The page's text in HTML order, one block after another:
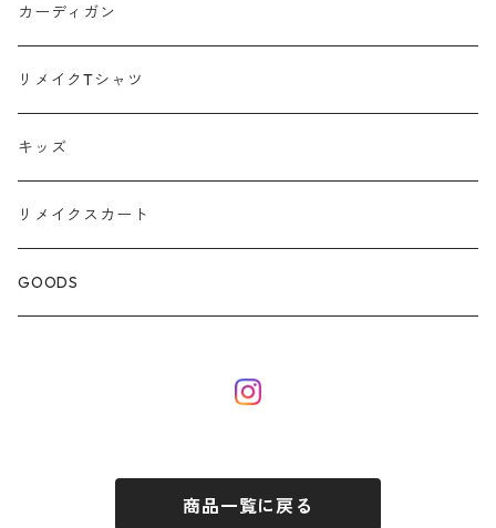
スウェット
ポロシャツ
カーディガン
リメイクTシャツ
キッズ
リメイクスカート
GOODS
商品一覧に戻る